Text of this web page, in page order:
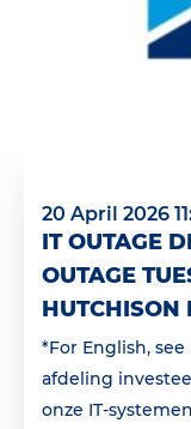
20 April 2026
IT OUTAGE
OUTAGE
HUTCHISON
*For English,
afdeling
onze IT-